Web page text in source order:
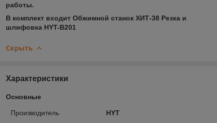
работы.
В комплект входит Обжимной станок ХИТ-38 Резка и
шлифовка HYT-B201
Скрыть
Характеристики
Основные
Производитель
HYT